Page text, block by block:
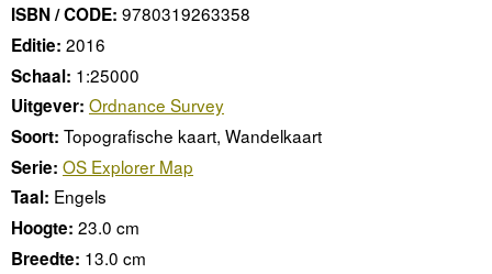
ISBN / CODE: 9780319263358
Editie: 2016
Schaal: 1:25000
Uitgever: Ordnance Survey
Soort: Topografische kaart, Wandelkaart
Serie: OS Explorer Map
Taal: Engels
Hoogte: 23.0 cm
Breedte: 13.0 cm